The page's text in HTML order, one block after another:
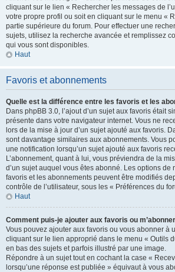
cliquant sur le lien « Rechercher les messages de
votre propre profil ou soit en cliquant sur le menu «
partie supérieure du forum. Pour effectuer une
sujets, utilisez la recherche avancée et remplissez
qui vous sont disponibles.
Haut
Favoris et abonnements
Quelle est la différence entre les favoris et les
Dans phpBB 3.0, l’ajout d’un sujet aux favoris était
présente dans votre navigateur internet. Vous ne
lors de la mise à jour d’un sujet ajouté aux favoris.
sont davantage similaires aux abonnements. Vous
une notification lorsqu’un sujet ajouté aux favoris
L’abonnement, quant à lui, vous préviendra de la
d’un sujet auquel vous êtes abonné. Les options de
favoris et les abonnements peuvent être modifiés
contrôle de l’utilisateur, sous les « Préférences du
Haut
Comment puis-je ajouter aux favoris ou
Vous pouvez ajouter aux favoris ou vous abonner à
cliquant sur le lien approprié dans le menu « Outils
en bas des sujets et parfois illustré par une image.
Répondre à un sujet tout en cochant la case «
lorsqu’une réponse est publiée » équivaut à vous